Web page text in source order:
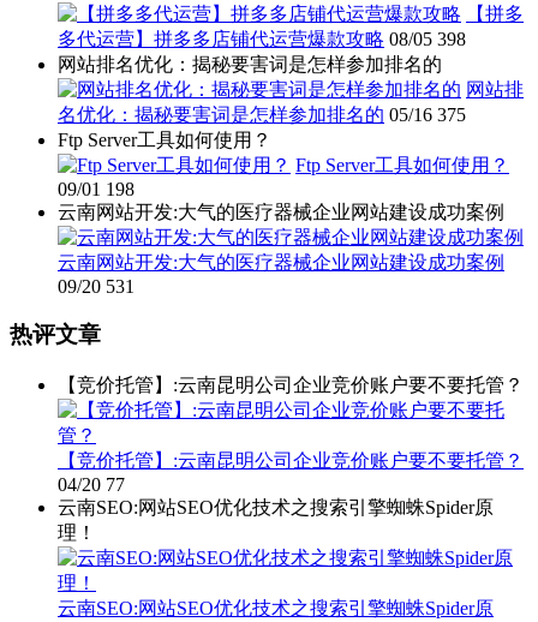
【拼多
多代运营】拼多多店铺代运营爆款攻略 08/05 398
网站排名优化：揭秘要害词是怎样参加排名的
网站排
名优化：揭秘要害词是怎样参加排名的 05/16 375
Ftp Server工具如何使用？
Ftp Server工具如何使用？
09/01 198
云南网站开发:大气的医疗器械企业网站建设成功案例
云南网站开发:大气的医疗器械企业网站建设成功案例
09/20 531
热评文章
【竞价托管】:云南昆明公司企业竞价账户要不要托管？
【竞价托管】:云南昆明公司企业竞价账户要不要托管？
04/20 77
云南SEO:网站SEO优化技术之搜索引擎蜘蛛Spider原
理！
云南SEO:网站SEO优化技术之搜索引擎蜘蛛Spider原